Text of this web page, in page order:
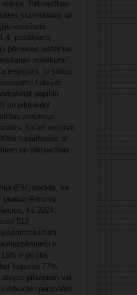
“Pētniecības
stiprināšana un
ieviešana
pasākuma
pārneses sistēmas
noteikumi”
iespējām, jo šādas
Latvijas
papildu
un pilnveidot
procesus
kā arī veicināt
sadarboties ar
un pētniecības
(EM) norāda, ka
jaunuzņēmumu
ka 2024.
512
ir
ir pilnībā
kopumā 77%
pilsoņiem vai
personām.